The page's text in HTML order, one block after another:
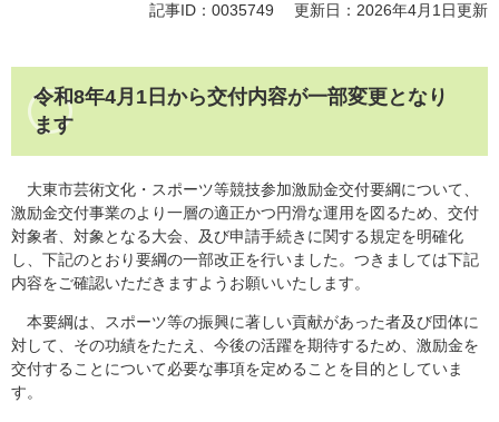
記事ID：0035749 更新日：2026年4月1日更新
令和8年4月1日から交付内容が一部変更となり
ます
大東市芸術文化・スポーツ等競技参加激励金交付要綱について、
激励金交付事業のより一層の適正かつ円滑な運用を図るため、交付
対象者、対象となる大会、及び申請手続きに関する規定を明確化
し、下記のとおり要綱の一部改正を行いました。つきましては下記
内容をご確認いただきますようお願いいたします。
本要綱は、スポーツ等の振興に著しい貢献があった者及び団体に
対して、その功績をたたえ、今後の活躍を期待するため、激励金を
交付することについて必要な事項を定めることを目的としていま
す。